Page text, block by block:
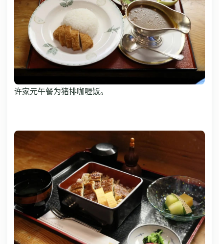
许家元午餐为猪排咖喱饭。